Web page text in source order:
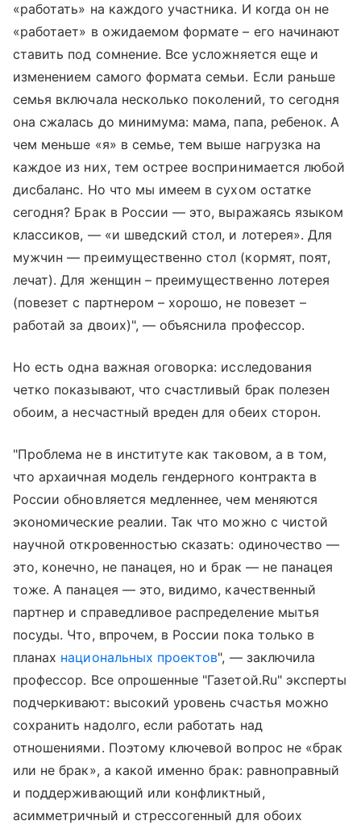
«работать» на каждого участника. И когда он не
«работает» в ожидаемом формате – его начинают
ставить под сомнение. Все усложняется еще и
изменением самого формата семьи. Если раньше
семья включала несколько поколений, то сегодня
она сжалась до минимума: мама, папа, ребенок. А
чем меньше «я» в семье, тем выше нагрузка на
каждое из них, тем острее воспринимается любой
дисбаланс. Но что мы имеем в сухом остатке
сегодня? Брак в России — это, выражаясь языком
классиков, — «и шведский стол, и лотерея». Для
мужчин — преимущественно стол (кормят, поят,
лечат). Для женщин – преимущественно лотерея
(повезет с партнером – хорошо, не повезет –
работай за двоих)", — объяснила профессор.
Но есть одна важная оговорка: исследования
четко показывают, что счастливый брак полезен
обоим, а несчастный вреден для обеих сторон.
"Проблема не в институте как таковом, а в том,
что архаичная модель гендерного контракта в
России обновляется медленнее, чем меняются
экономические реалии. Так что можно с чистой
научной откровенностью сказать: одиночество —
это, конечно, не панацея, но и брак — не панацея
тоже. А панацея — это, видимо, качественный
партнер и справедливое распределение мытья
посуды. Что, впрочем, в России пока только в
планах национальных проектов", — заключила
профессор. Все опрошенные "Газетой.Ru" эксперты
подчеркивают: высокий уровень счастья можно
сохранить надолго, если работать над
отношениями. Поэтому ключевой вопрос не «брак
или не брак», а какой именно брак: равноправный
и поддерживающий или конфликтный,
асимметричный и стрессогенный для обоих